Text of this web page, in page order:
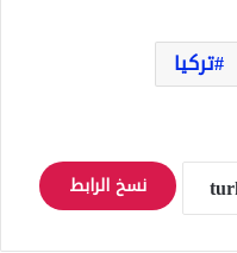
تركيا
نسخ الرابط